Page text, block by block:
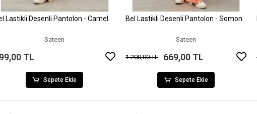
Sepete Ekle
Lastikli Desenli Pantolon - Camel
Sateen
TL
Sepete Ekle
Sepete Ekle
Bel Lastikli Desenli Pantolon - Somon
Sateen
1.200,00 TL 669,00 TL
Sepete Ekle